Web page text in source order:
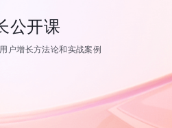
公开课
户增长方法论和实战案例